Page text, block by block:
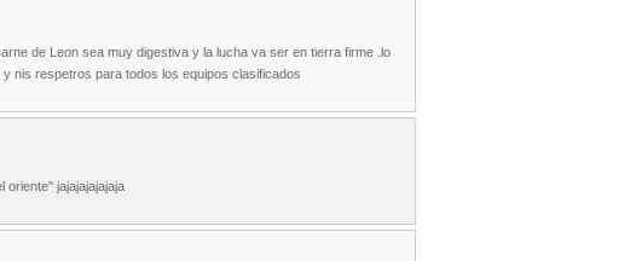
de Leon sea muy digestiva y la lucha va ser en tierra firme .lo
nis respetros para todos los equipos clasificados
oriente" jajajajajajaja